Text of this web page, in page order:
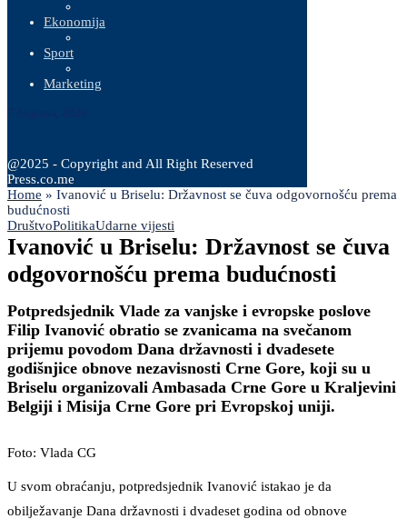
Ekonomija
Sport
Marketing
@2025 - Copyright and All Right Reserved
Press.co.me
Home » Ivanović u Briselu: Državnost se čuva odgovornošću prema
budućnosti
DruštvoPolitikaUdarne vijesti
Ivanović u Briselu: Državnost se čuva
odgovornošću prema budućnosti
Potpredsjednik Vlade za vanjske i evropske poslove
Filip Ivanović obratio se zvanicama na svečanom
prijemu povodom Dana državnosti i dvadesete
godišnjice obnove nezavisnosti Crne Gore, koji su u
Briselu organizovali Ambasada Crne Gore u Kraljevini
Belgiji i Misija Crne Gore pri Evropskoj uniji.
Foto: Vlada CG
U svom obraćanju, potpredsjednik Ivanović istakao je da
obilježavanje Dana državnosti i dvadeset godina od obnove